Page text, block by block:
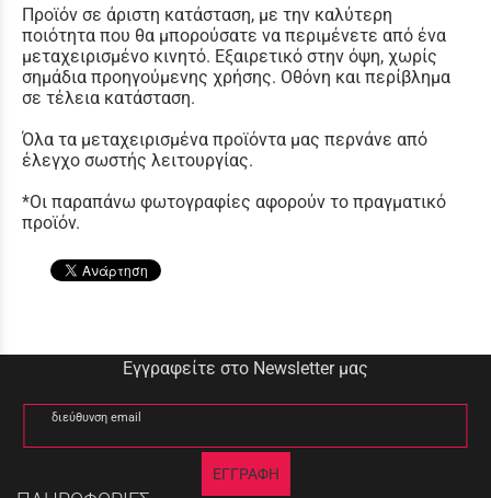
Προϊόν σε άριστη κατάσταση, με την καλύτερη
ποιότητα που θα μπορούσατε να περιμένετε από ένα
μεταχειρισμένο κινητό. Εξαιρετικό στην όψη, χωρίς
σημάδια προηγούμενης χρήσης. Οθόνη και περίβλημα
σε τέλεια κατάσταση.
Όλα τα μεταχειρισμένα προϊόντα μας περνάνε από
έλεγχο σωστής λειτουργίας.
*Οι παραπάνω φωτογραφίες αφορούν το πραγματικό
προϊόν.
Εγγραφείτε στο Newsletter μας
διεύθυνση email
ΕΓΓΡΑΦΗ